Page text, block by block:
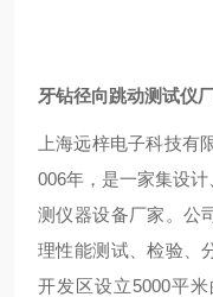
牙钻径向跳动测试仪
上海远梓电子科技有
006年，是一家集设
测仪器设备厂家。公
理性能测试、检验、
开发区设立5000平